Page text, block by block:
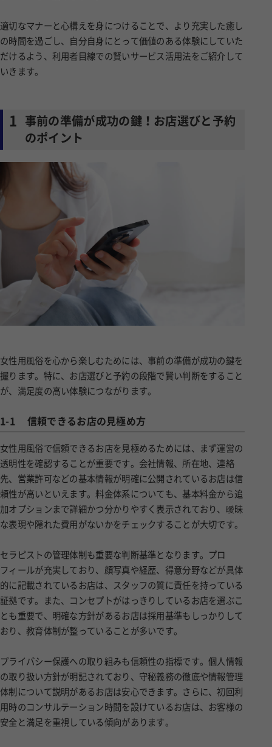
適切なマナーと心構えを身につけることで、より充実した癒し
の時間を過ごし、自分自身にとって価値のある体験にしていた
だけるよう、利用者目線での賢いサービス活用法をご紹介して
いきます。
1
事前の準備が成功の鍵！お店選びと予約
のポイント
女性用風俗を心から楽しむためには、事前の準備が成功の鍵を
握ります。特に、お店選びと予約の段階で賢い判断をすること
が、満足度の高い体験につながります。
1-1 信頼できるお店の見極め方
女性用風俗で信頼できるお店を見極めるためには、まず運営の
透明性を確認することが重要です。会社情報、所在地、連絡
先、営業許可などの基本情報が明確に公開されているお店は信
頼性が高いといえます。料金体系についても、基本料金から追
加オプションまで詳細かつ分かりやすく表示されており、曖昧
な表現や隠れた費用がないかをチェックすることが大切です。
セラピストの管理体制も重要な判断基準となります。プロ
フィールが充実しており、顔写真や経歴、得意分野などが具体
的に記載されているお店は、スタッフの質に責任を持っている
証拠です。また、コンセプトがはっきりしているお店を選ぶこ
とも重要で、明確な方針があるお店は採用基準もしっかりして
おり、教育体制が整っていることが多いです。
プライバシー保護への取り組みも信頼性の指標です。個人情報
の取り扱い方針が明記されており、守秘義務の徹底や情報管理
体制について説明があるお店は安心できます。さらに、初回利
用時のコンサルテーション時間を設けているお店は、お客様の
安全と満足を重視している傾向があります。